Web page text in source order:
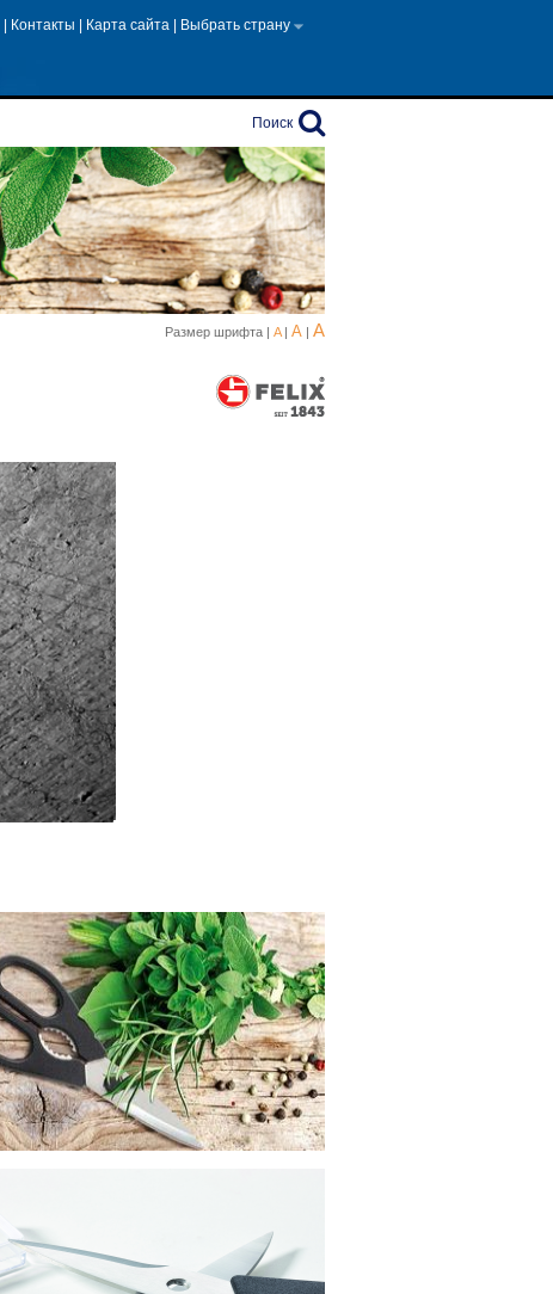
Контакты Карта сайта Выбрать страну
Поиск
Размер шрифта | A | A | A